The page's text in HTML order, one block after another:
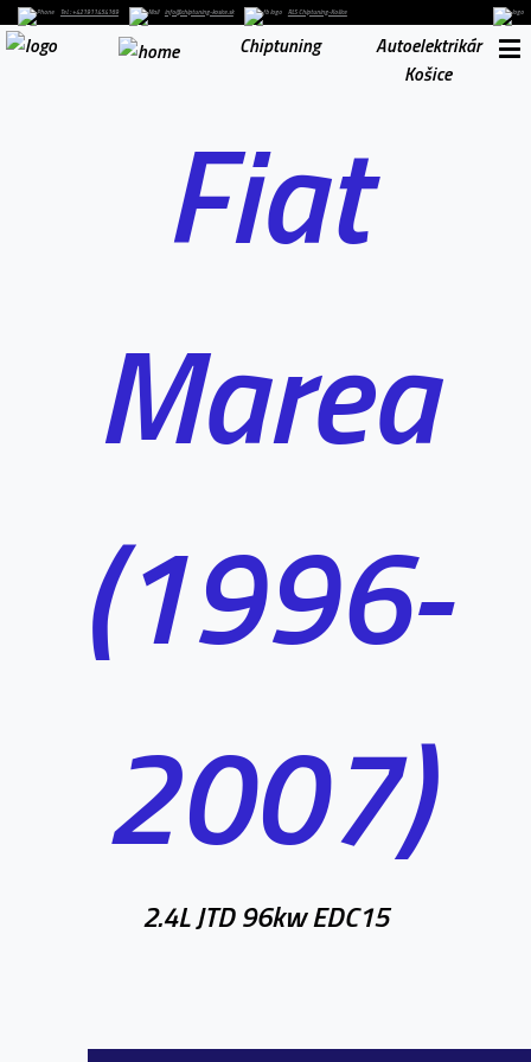
Tel. : +421911454169 info@chiptuning-kosice.sk RLS Chiptuning-Košice
Chiptuning
Autoelektrikár
Košice
Fiat
Marea
(1996-
2007)
2.4L JTD 96kw EDC15